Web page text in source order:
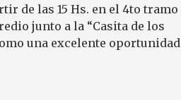
de las 15 Hs. en el 4to tramo
junto a la “Casita de los
una excelente oportunidad